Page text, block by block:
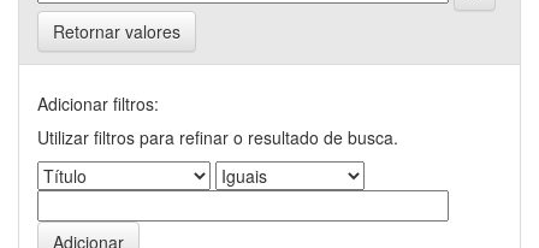
Retornar valores
Adicionar filtros:
Utilizar filtros para refinar o resultado de busca.